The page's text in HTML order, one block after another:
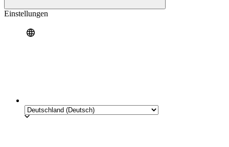
Einstellungen